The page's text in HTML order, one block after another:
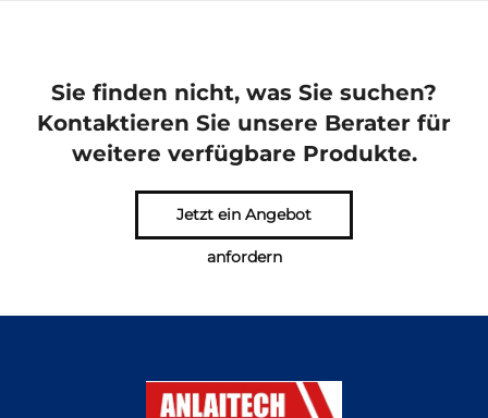
Sie finden nicht, was Sie suchen?
Kontaktieren Sie unsere Berater für
weitere verfügbare Produkte.
Jetzt ein Angebot
anfordern